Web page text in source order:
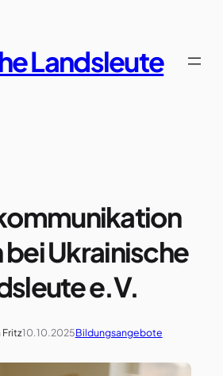
Landsleute
Ukrainische
e.V.
Fritz10.10.2025Bildungsangebote